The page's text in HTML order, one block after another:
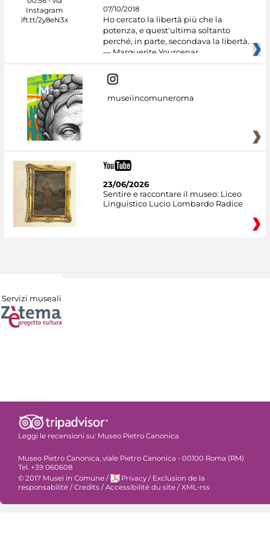
07/10/2018
Ho cercato la libertà più che la
potenza, e quest'ultima soltanto
perché, in parte, secondava la libertà.
— Marguerite Yourcenar
museiincomuneroma
23/06/2026
Sentire e raccontare il museo: Liceo
Linguistico Lucio Lombardo Radice
Servizi museali
Leggi le recensioni su: Museo Pietro Canonica
Museo Pietro Canonica, viale Pietro Canonica - 00100 Roma (RM)
Tel. +39 060608
© 2017 Musei in Comune / Privacy / Exclusion de la
responsabilité / Credits / Accessibilité du site / XML-rss